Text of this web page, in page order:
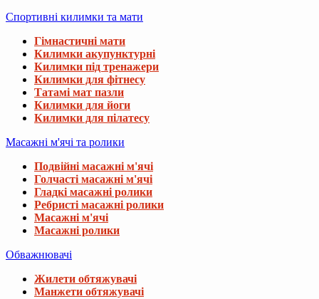
Спортивні килимки та мати
Гімнастичні мати
Килимки акупунктурні
Килимки під тренажери
Килимки для фітнесу
Татамі мат пазли
Килимки для йоги
Килимки для пілатесу
Масажні м'ячі та ролики
Подвійні масажні м'ячі
Голчасті масажні м'ячі
Гладкі масажні ролики
Ребристі масажні ролики
Масажні м'ячі
Масажні ролики
Обважнювачі
Жилети обтяжувачі
Манжети обтяжувачі